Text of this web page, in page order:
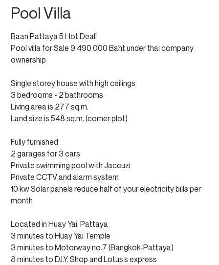
Pool Villa
Baan Pattaya 5 Hot Deal!
Pool villa for Sale 9,490,000 Baht under thai company
ownership
Single storey house with high ceilings
3 bedrooms - 2 bathrooms
Living area is 277 sq.m.
Land size is 548 sq.m. (corner plot)
Fully furnished
2 garages for 3 cars
Private swimming pool with Jaccuzi
Private CCTV and alarm system
10 kw Solar panels reduce half of your electricity bills per
month
Located in Huay Yai, Pattaya
3 minutes to Huay Yai Temple
3 minutes to Motorway no.7 (Bangkok-Pattaya)
8 minutes to D.I.Y. Shop and Lotus’s express